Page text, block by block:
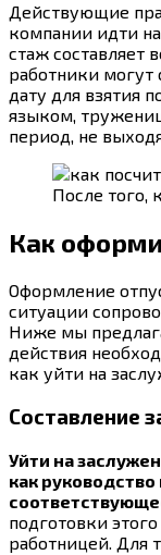
Действующие
компании идти
стаж составляет
работники могут
дату для взятия
языком,
период, не
После того,
Как
Оформление
ситуации
Ниже мы
действия
как уйти на
Составление
Уйти на
как
подготовки
работницей. Для